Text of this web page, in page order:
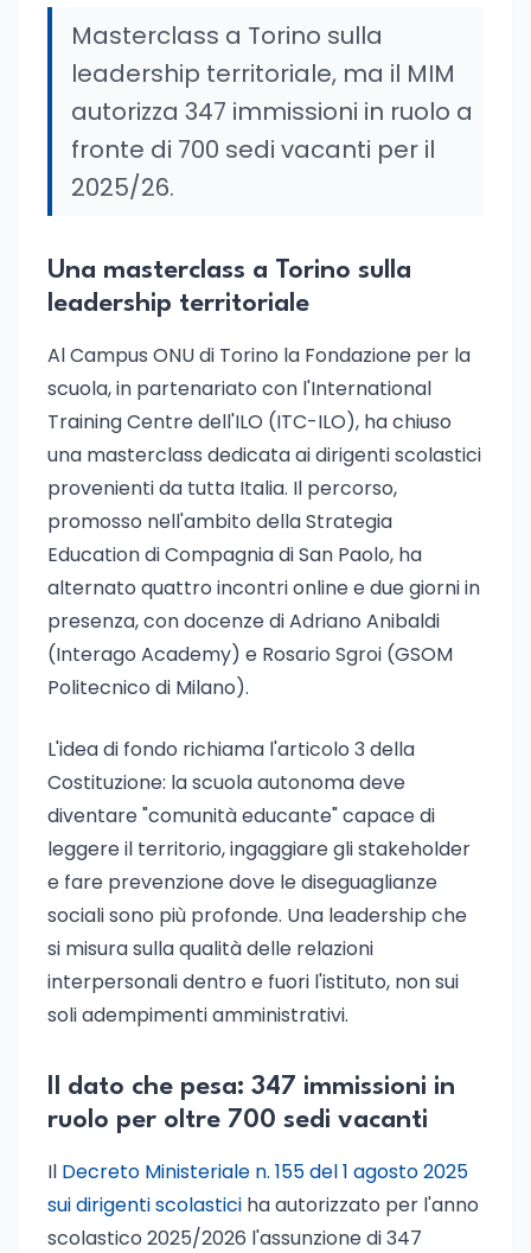
Masterclass a Torino sulla
leadership territoriale, ma il MIM
autorizza 347 immissioni in ruolo a
fronte di 700 sedi vacanti per il
2025/26.
Una masterclass a Torino sulla
leadership territoriale
Al Campus ONU di Torino la Fondazione per la
scuola, in partenariato con l'International
Training Centre dell'ILO (ITC-ILO), ha chiuso
una masterclass dedicata ai dirigenti scolastici
provenienti da tutta Italia. Il percorso,
promosso nell'ambito della Strategia
Education di Compagnia di San Paolo, ha
alternato quattro incontri online e due giorni in
presenza, con docenze di Adriano Anibaldi
(Interago Academy) e Rosario Sgroi (GSOM
Politecnico di Milano).
L'idea di fondo richiama l'articolo 3 della
Costituzione: la scuola autonoma deve
diventare "comunità educante" capace di
leggere il territorio, ingaggiare gli stakeholder
e fare prevenzione dove le diseguaglianze
sociali sono più profonde. Una leadership che
si misura sulla qualità delle relazioni
interpersonali dentro e fuori l'istituto, non sui
soli adempimenti amministrativi.
Il dato che pesa: 347 immissioni in
ruolo per oltre 700 sedi vacanti
Il Decreto Ministeriale n. 155 del 1 agosto 2025
sui dirigenti scolastici ha autorizzato per l'anno
scolastico 2025/2026 l'assunzione di 347